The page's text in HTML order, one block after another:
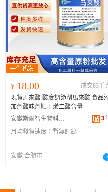
¥ 18.00
成交83千
現貨馬來酸 酸度調節劑馬來酸 食品添
加劑酸味劑順丁烯二酸含量
安徽斯爾智生物科技有限公司
3
月均發貨速度： 暫無記錄
安徽 合肥市